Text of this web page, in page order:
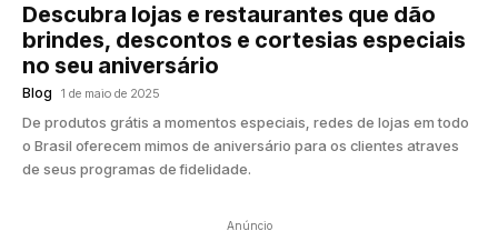
Descubra lojas e restaurantes que dão
brindes, descontos e cortesias especiais
no seu aniversário
Blog 1 de maio de 2025
De produtos grátis a momentos especiais, redes de lojas em todo
o Brasil oferecem mimos de aniversário para os clientes atraves
de seus programas de fidelidade.
Anúncio